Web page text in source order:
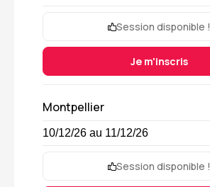
Session disponible !
Je m'inscris
Montpellier
10/12/26 au 11/12/26
Session disponible !